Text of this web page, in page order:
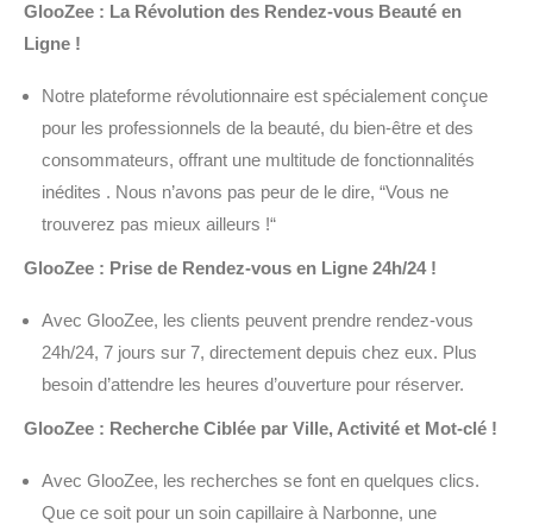
GlooZee : La Révolution des Rendez-vous Beauté en
Ligne !
Notre plateforme révolutionnaire est spécialement conçue
pour les professionnels de la beauté, du bien-être et des
consommateurs, offrant une multitude de fonctionnalités
inédites . Nous n’avons pas peur de le dire, “Vous ne
trouverez pas mieux ailleurs !“
GlooZee : Prise de Rendez-vous en Ligne 24h/24 !
Avec GlooZee, les clients peuvent prendre rendez-vous
24h/24, 7 jours sur 7, directement depuis chez eux. Plus
besoin d’attendre les heures d’ouverture pour réserver.
GlooZee : Recherche Ciblée par Ville, Activité et Mot-clé !
Avec GlooZee, les recherches se font en quelques clics.
Que ce soit pour un soin capillaire à Narbonne, une